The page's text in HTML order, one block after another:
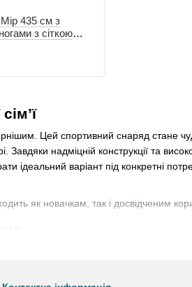
Цей спортивний снаряд стане
надміцній конструкції та
ідеальний варіант під конкретні
як новачкам, так і досвідченим
435 см з
з сіткою